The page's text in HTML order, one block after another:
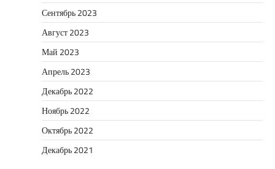
Сентябрь 2023
Август 2023
Май 2023
Апрель 2023
Декабрь 2022
Ноябрь 2022
Октябрь 2022
Декабрь 2021